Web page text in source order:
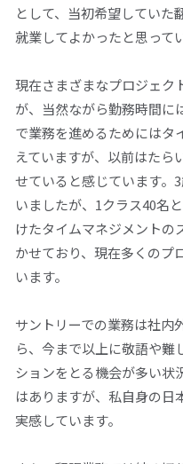
として、当初希望していた
就業してよかったと思って
現在さまざまなプロジェク
が、当然ながら勤務時間に
で業務を進めるためにはタ
えていますが、以前はたら
せていると感じています。
いましたが、1クラス40名
けたタイムマネジメントの
かせており、現在多くのプ
います。
サントリーでの業務は社内
ら、今まで以上に敬語や難
ションをとる機会が多い状
はありますが、私自身の日
実感しています。